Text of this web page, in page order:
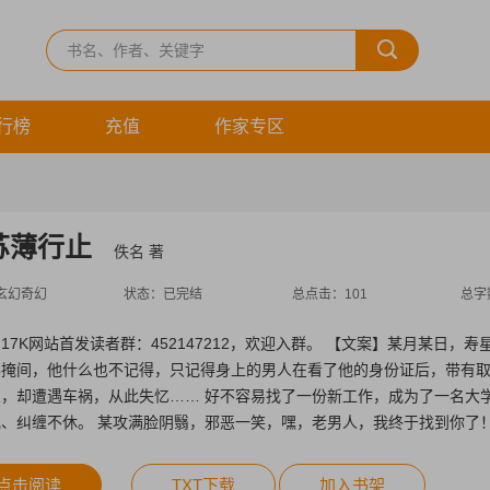
榜 充值 作家专区
薄行止 佚名 著
幻奇幻 状态： 已完结 总点击： 101 总字
网站首发读者群：452147212，欢迎入群。 【文案】某月某日，
间，他什么也不记得，只记得身上的男人在看了他的身份证后，带
却遭遇车祸，从此失忆…… 好不容易找了一份新工作，成为了一名大
纠缠不休。 某攻满脸阴翳，邪恶一笑，嘿，老男人，我终于找到你
击阅读 TXT下载 加入书架